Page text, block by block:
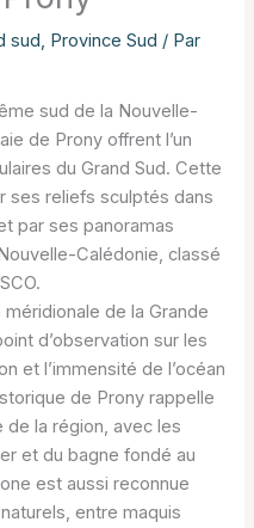
sud, Province Sud / Par
sud de la Nouvelle-
de Prony offrent l’un
du Grand Sud. Cette
ses reliefs sculptés dans
par ses panoramas
Calédonie, classé
de la Grande
d’observation sur les
et l’immensité de l’océan
de Prony rappelle
de la région, avec les
et du bagne fondé au
est aussi reconnue
entre maquis